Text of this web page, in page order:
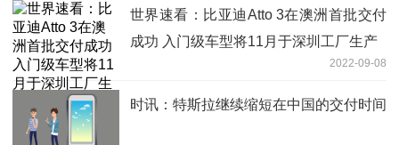
世界速看：比亚迪Atto 3在澳洲首批交付
成功 入门级车型将11月于深圳工厂生产
2022-09-08
时讯：特斯拉继续缩短在中国的交付时间